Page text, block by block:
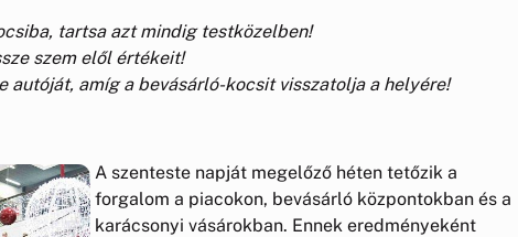
tartsa azt mindig testközelben!
szem elől értékeit!
autóját, amíg a bevásárló-kocsit visszatolja a helyére!
A szenteste napját megelőző héten tetőzik a
forgalom a piacokon, bevásárló központokban és a
karácsonyi vásárokban. Ennek eredményeként